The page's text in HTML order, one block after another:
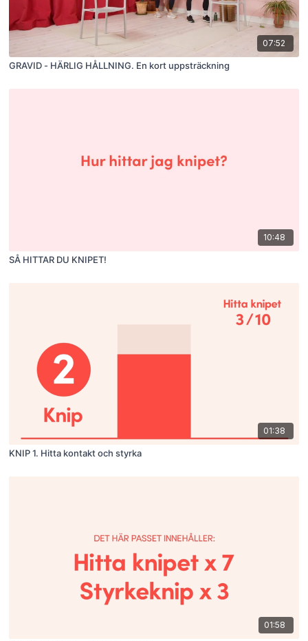
07:52
GRAVID - HÄRLIG HÅLLNING. En kort uppsträckning
10:48
SÅ HITTAR DU KNIPET!
01:38
KNIP 1. Hitta kontakt och styrka
01:58